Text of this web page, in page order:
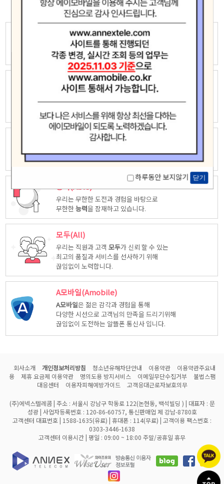
하루동안 보지않기 닫기
모험(Adventure)
우리는 자유롭고 창의적인 상상력으로
새로운 가치창조에 끊임없이 도전하고모험
놀라운(Amazing)
우리는 고객중심 능력은 고객을 위해 다양한
시각에서 만들어진놀라운상품을
제공합니다.
노력하겠습니다.
능력(Able)
우리는 무한한 도전과 경험을 바탕으로
무한한능력을 잠재하고 있습니다.
모두(All)
우리는 직원과 고객모두가 신뢰 할 수 있는
최고의 품질과 서비스를 선사하기 위해
끊임없이 노력합니다.
A모바일(Amobile)
A모바일은 젊은 감각과 경험을 통해
다양한 시선으로 고객님의 만족을 드리기위해
끊임없이 도전하는 알뜰폰 통신사 입니다.
회사소개 개인정보처리방침 청소년유해차단안내 이용약관
이용약관주요내
용
제휴 요금제 이용약관 명의도용 방지서비스 이메일무단수집거부
불법스팸
대응센터
이용자피해예방가이드 고객응대근로자보호의무
(주)에넥스텔레콤 | 주소 : 서울시 강남구 학동로 122(논현동, 백석빌딩 ) | 대표자 : 문
성광 | 사업자등록번호 : 120-86-60757, 통신판매업 제 강남-8780호
고객센터 대표번호 | 1588-1635(유료) | 휴대폰 : 114(무료) | 고객이용 팩스번호 :
0303-3446-1638
고객센터 이용시간 | 평일 : 09:00 ~ 18:00 주말/공휴일 휴무